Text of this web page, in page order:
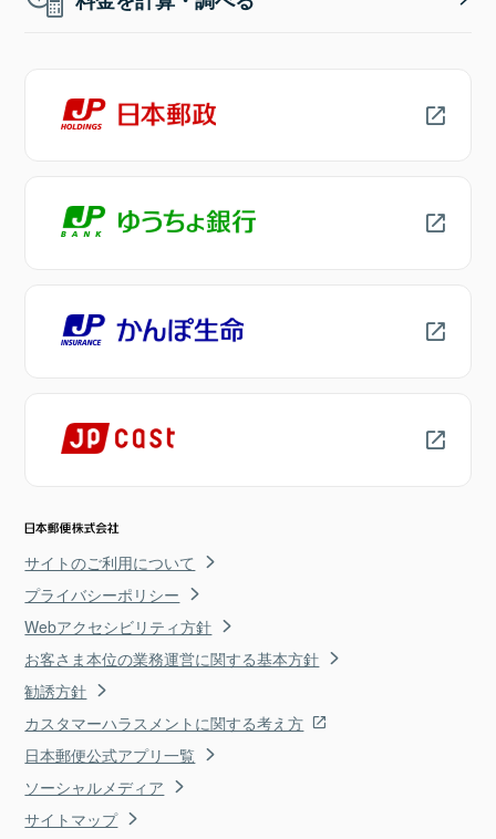
サイトのご利用について
プライバシーポリシー
Webアクセシビリティ方針
お客さま本位の業務運営に関する基本方針
勧誘方針
カスタマーハラスメントに関する考え方
日本郵便公式アプリ一覧
ソーシャルメディア
サイトマップ